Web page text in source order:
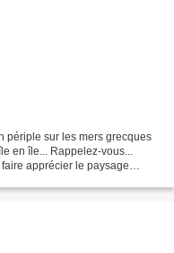
périple sur les mers grecques
en île... Rappelez-vous...
apprécier le paysage